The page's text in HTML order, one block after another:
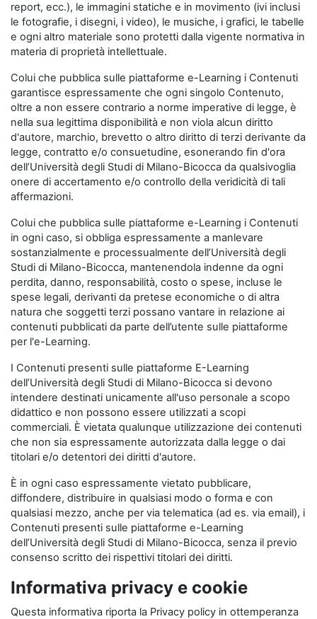
report, ecc.), le immagini statiche e in movimento (ivi inclusi
le fotografie, i disegni, i video), le musiche, i grafici, le tabelle
e ogni altro materiale sono protetti dalla vigente normativa in
materia di proprietà intellettuale.
Colui che pubblica sulle piattaforme e-Learning i Contenuti
garantisce espressamente che ogni singolo Contenuto,
oltre a non essere contrario a norme imperative di legge, è
nella sua legittima disponibilità e non viola alcun diritto
d'autore, marchio, brevetto o altro diritto di terzi derivante da
legge, contratto e/o consuetudine, esonerando fin d'ora
dell’Università degli Studi di Milano-Bicocca da qualsivoglia
onere di accertamento e/o controllo della veridicità di tali
affermazioni.
Colui che pubblica sulle piattaforme e-Learning i Contenuti
in ogni caso, si obbliga espressamente a manlevare
sostanzialmente e processualmente dell’Università degli
Studi di Milano-Bicocca, mantenendola indenne da ogni
perdita, danno, responsabilità, costo o spese, incluse le
spese legali, derivanti da pretese economiche o di altra
natura che soggetti terzi possano vantare in relazione ai
contenuti pubblicati da parte dell’utente sulle piattaforme
per l'e-Learning.
I Contenuti presenti sulle piattaforme E-Learning
dell’Università degli Studi di Milano-Bicocca si devono
intendere destinati unicamente all'uso personale a scopo
didattico e non possono essere utilizzati a scopi
commerciali. È vietata qualunque utilizzazione dei contenuti
che non sia espressamente autorizzata dalla legge o dai
titolari e/o detentori dei diritti d'autore.
È in ogni caso espressamente vietato pubblicare,
diffondere, distribuire in qualsiasi modo o forma e con
qualsiasi mezzo, anche per via telematica (ad es. via email), i
Contenuti presenti sulle piattaforme e-Learning
dell’Università degli Studi di Milano-Bicocca, senza il previo
consenso scritto dei rispettivi titolari dei diritti.
Informativa privacy e cookie
Questa informativa riporta la Privacy policy in ottemperanza